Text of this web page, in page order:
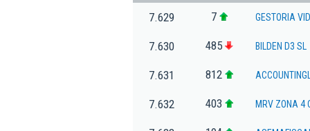
7.629 7 GESTORIA
7.630 485 BILDEN D3 SL
7.631 812
7.632 403 MRV ZONA 4